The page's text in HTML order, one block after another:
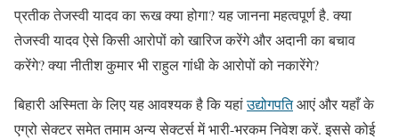
प्रतीक तेजस्वी यादव का रूख क्या होगा? यह जानना महत्वपूर्ण है. क्या
तेजस्वी यादव ऐसे किसी आरोपों को खारिज करेंगे और अदानी का बचाव
करेंगे? क्या नीतीश कुमार भी राहुल गांधी के आरोपों को नकारेंगे?
बिहारी अस्मिता के लिए यह आवश्यक है कि यहांउद्योगपतिआएं और यहाँ के
एग्रो सेक्टर समेत तमाम अन्य सेक्टर्स में भारी-भरकम निवेश करें. इससे कोई